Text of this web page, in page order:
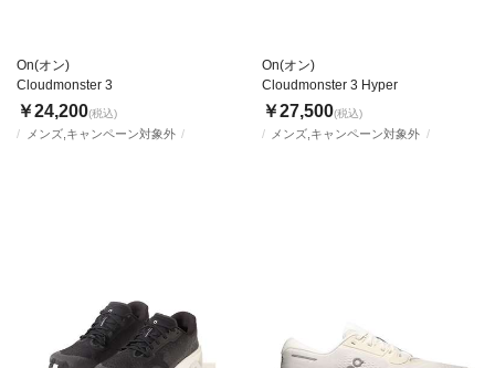
メンズ,キャンペーン対象外
On(オン)
Cloudmonster 3
￥24,200(税込)
メンズ,キャンペーン対象外
On(オン)
Cloudmonster 3 Hyper
￥27,500(税込)